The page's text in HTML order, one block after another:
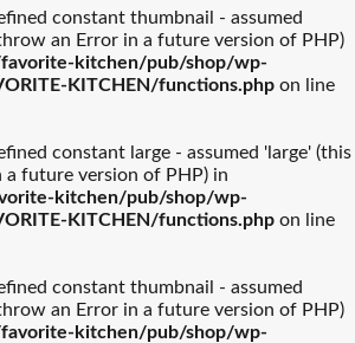
constant thumbnail - assumed
an Error in a future version of PHP)
kitchen/pub/shop/wp-
KITCHEN/functions.php on line
constant large - assumed 'large' (this
future version of PHP) in
kitchen/pub/shop/wp-
KITCHEN/functions.php on line
constant thumbnail - assumed
an Error in a future version of PHP)
kitchen/pub/shop/wp-